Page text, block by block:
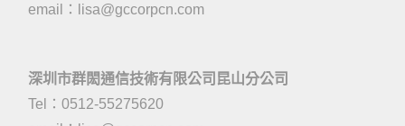
email：
lisa@gccorpcn.com
深圳市群閎通信技術有限公司昆山分公司
Tel：0512-55275620